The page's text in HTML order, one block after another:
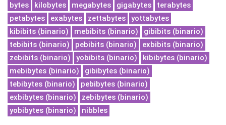
bytes
kilobytes megabytes gigabytes
terabytes
petabytes
exabytes zettabytes
yottabytes
kibibits (binario)
mebibits (binario)
gibibits (binario)
tebibits (binario)
pebibits (binario)
exbibits (binario)
zebibits (binario)
yobibits (binario)
kibibytes (binario)
mebibytes (binario)
gibibytes (binario)
tebibytes (binario)
pebibytes (binario)
exbibytes (binario)
zebibytes (binario)
yobibytes (binario)
nibbles